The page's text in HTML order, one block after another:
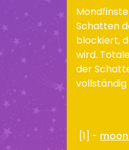
Schatten
blockiert,
wird.
der
[1] -